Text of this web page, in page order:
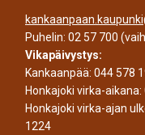
Puhelin: 02 57 700
Vikapäivystys:
Kankaanpää: 044 578
Honkajoki virka-aikana:
Honkajoki virka-ajan
1224